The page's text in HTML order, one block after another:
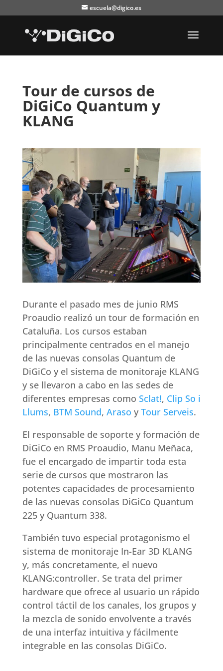
escuela@digico.es
Tour de cursos de
DiGiCo Quantum y
KLANG
Durante el pasado mes de junio RMS
Proaudio realizó un tour de formación en
Cataluña. Los cursos estaban
principalmente centrados en el manejo
de las nuevas consolas Quantum de
DiGiCo y el sistema de monitoraje KLANG
y se llevaron a cabo en las sedes de
diferentes empresas como Sclat!, Clip So i
Llums, BTM Sound, Araso y Tour Serveis.
El responsable de soporte y formación de
DiGiCo en RMS Proaudio, Manu Meñaca,
fue el encargado de impartir toda esta
serie de cursos que mostraron las
potentes capacidades de procesamiento
de las nuevas consolas DiGiCo Quantum
225 y Quantum 338.
También tuvo especial protagonismo el
sistema de monitoraje In-Ear 3D KLANG
y, más concretamente, el nuevo
KLANG:controller. Se trata del primer
hardware que ofrece al usuario un rápido
control táctil de los canales, los grupos y
la mezcla de sonido envolvente a través
de una interfaz intuitiva y fácilmente
integrable en las consolas DiGiCo.